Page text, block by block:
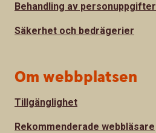
Behandling av personuppgifter
Säkerhet och bedrägerier
Om webbplatsen
Tillgänglighet
Rekommenderade webbläsare